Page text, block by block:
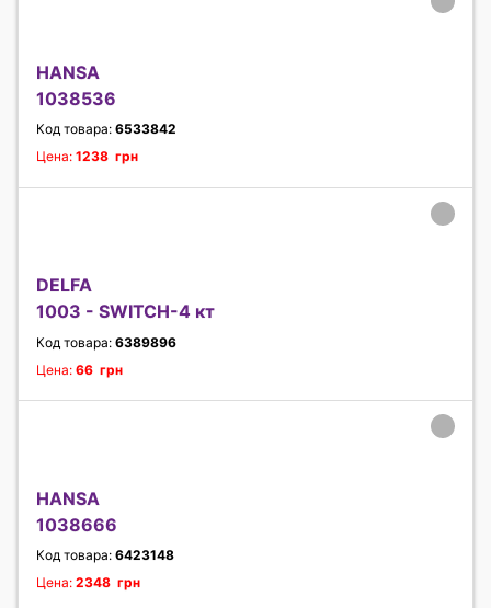
HANSA
1038536
Код товара: 6533842
Цена: 1238 грн
DELFA
1003 - SWITCH-4 кт
Код товара: 6389896
Цена: 66 грн
HANSA
1038666
Код товара: 6423148
Цена: 2348 грн